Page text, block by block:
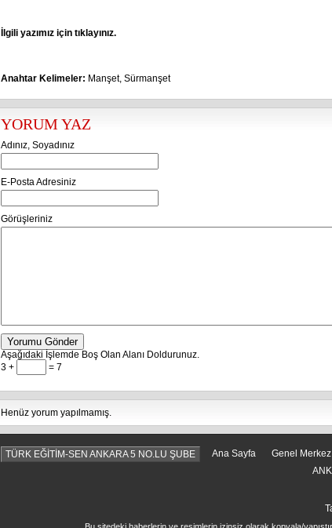
İlgili yazımız için tıklayınız.
Anahtar Kelimeler: Manşet, Sürmanşet
YORUM YAZ
Adınız, Soyadınız
E-Posta Adresiniz
Görüşleriniz
Yorumu Gönder
Aşağıdaki İşlemde Boş Olan Alanı Doldurunuz.
3 +
= 7
Henüz yorum yapılmamış.
TÜRK EĞİTİM-SEN ANKARA 5 NO.LU ŞUBE Ana Sayfa Genel Merkez